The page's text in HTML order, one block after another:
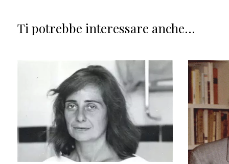
Ti potrebbe interessare anche...